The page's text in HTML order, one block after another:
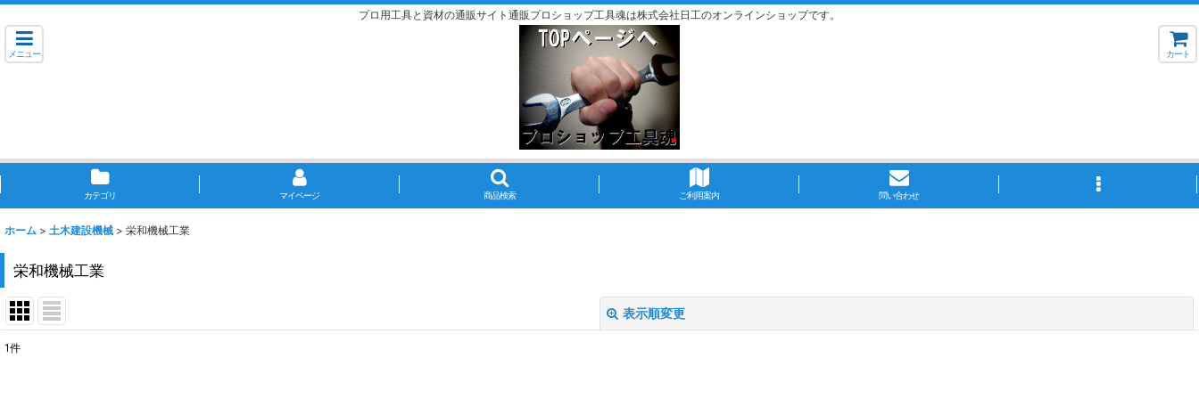
プロ用工具と資材の通販サイト通販プロショップ工具魂は株式会社日工のオンラインショップです。
メニュー カート
カテゴリ マイページ 商品検索 ご利用案内 問い合わせ
ホーム > 土木建設機械 > 栄和機械工業
栄和機械工業
表示順変更
1件